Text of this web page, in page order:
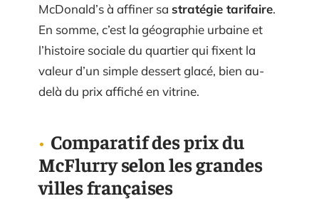
McDonald’s à affiner sa stratégie tarifaire.
En somme, c’est la géographie urbaine et
l’histoire sociale du quartier qui fixent la
valeur d’un simple dessert glacé, bien au-
delà du prix affiché en vitrine.
Comparatif des prix du
McFlurry selon les grandes
villes françaises